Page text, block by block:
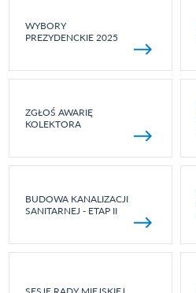
WYBORY
PREZYDENCKIE 2025
ZGŁOŚ AWARIĘ
KOLEKTORA
BUDOWA KANALIZACJI
SANITARNEJ - ETAP II